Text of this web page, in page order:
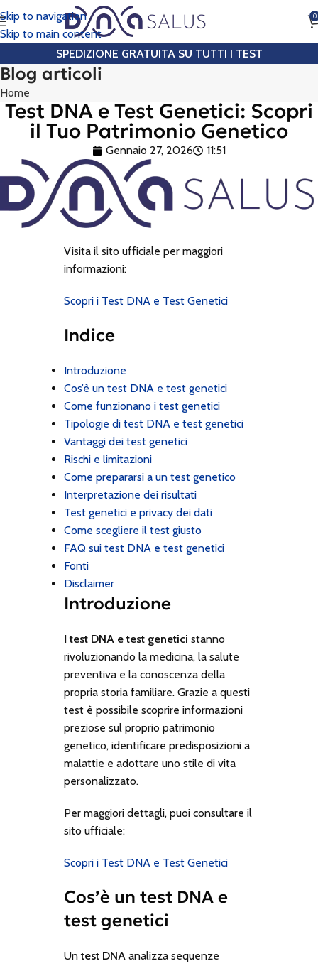
Skip to navigation
Skip to main content
0
SPEDIZIONE GRATUITA SU TUTTI I TEST
Blog articoli
Home
Test DNA e Test Genetici: Scopri
il Tuo Patrimonio Genetico
Gennaio 27, 2026 11:51
Visita il sito ufficiale per maggiori
informazioni:
Scopri i Test DNA e Test Genetici
Indice
Introduzione
Cos’è un test DNA e test genetici
Come funzionano i test genetici
Tipologie di test DNA e test genetici
Vantaggi dei test genetici
Rischi e limitazioni
Come prepararsi a un test genetico
Interpretazione dei risultati
Test genetici e privacy dei dati
Come scegliere il test giusto
FAQ sui test DNA e test genetici
Fonti
Disclaimer
Introduzione
Itest DNA e test genetici stanno
rivoluzionando la medicina, la salute
preventiva e la conoscenza della
propria storia familiare. Grazie a questi
test è possibile scoprire informazioni
preziose sul proprio patrimonio
genetico, identificare predisposizioni a
malattie e adottare uno stile di vita
personalizzato.
Per maggiori dettagli, puoi consultare il
sito ufficiale:
Scopri i Test DNA e Test Genetici
Cos’è un test DNA e
test genetici
Untest DNAanalizza sequenze